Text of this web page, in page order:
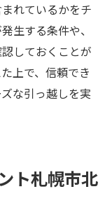
れているかをチ
生する条件や、
しておくことが
上で、信頼でき
な引っ越しを実
ト札幌市北